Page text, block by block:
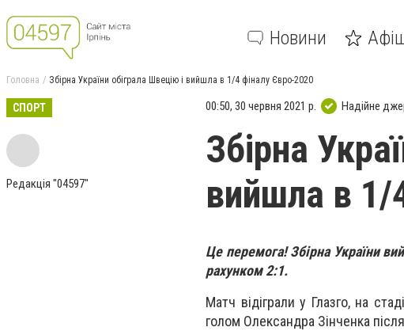
Новини
Головна Збірна України обіграла Швецію і вийшла в 1/4 фіналу Євро-2020
СПОРТ
Редакція "04597"
00:50, 30 червня 2021 р. Надійне
Збірна
вийшла в 1/
Це перемога! Збірна України
рахунком 2:1.
Матч відіграли у Глазго, на
голом Олександра Зінченка